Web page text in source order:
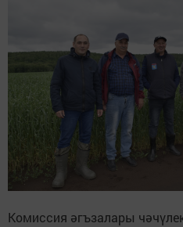
Комиссия әгъзалары